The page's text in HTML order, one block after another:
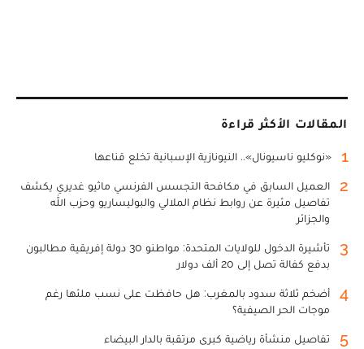
المقالات الأكثر قراءة
1 «نوكليو ناسيونال».. النيونازية الإسبانية تخلع قناعها
2
العميل السابق في مكافحة التجسس الفرنسي ماثيو غديري يكشف
تفاصيل مثيرة عن روابط نظام الملالي والبوليساريو وحزب الله
والجزائر
3
تأشيرة الدخول للولايات المتحدة: مواطنو 30 دولة إفريقية مطالبون
بدفع كفالة تصل إلى 20 ألف دولار
4
أضخم ثلاثة سدود بالمغرب: هل حافظت على نسب ملئها رغم
موجات الحر الصيفية؟
5 تفاصيل منشأة رياضية كبرى مرتقبة بالدار البيضاء